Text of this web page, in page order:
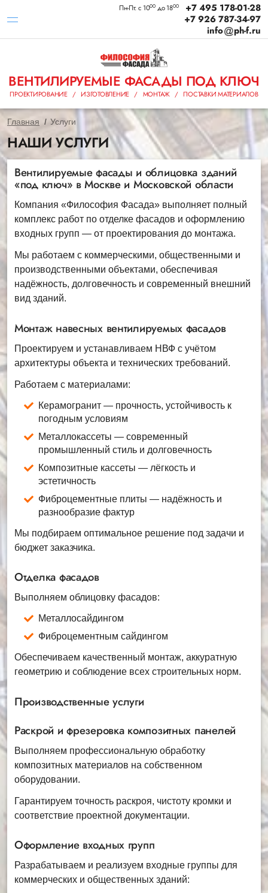
Пн-Пт: с 1000 до 1800
+7 495 178-01-28
+7 926 787-34-97
info
ph-f.ru
ВЕНТИЛИРУЕМЫЕ ФАСАДЫ ПОД КЛЮЧ
ПРОЕКТИРОВАНИЕ / ИЗГОТОВЛЕНИЕ / МОНТАЖ / ПОСТАВКИ МАТЕРИАЛОВ
Главная Услуги
НАШИ УСЛУГИ
Вентилируемые фасады и облицовка зданий
«под ключ» в Москве и Московской области
Компания «Философия Фасада» выполняет полный
комплекс работ по отделке фасадов и оформлению
входных групп — от проектирования до монтажа.
Мы работаем с коммерческими, общественными и
производственными объектами, обеспечивая
надёжность, долговечность и современный внешний
вид зданий.
Монтаж навесных вентилируемых фасадов
Проектируем и устанавливаем НВФ с учётом
архитектуры объекта и технических требований.
Работаем с материалами:
Керамогранит — прочность, устойчивость к
погодным условиям
Металлокассеты — современный
промышленный стиль и долговечность
Композитные кассеты — лёгкость и
эстетичность
Фиброцементные плиты — надёжность и
разнообразие фактур
Мы подбираем оптимальное решение под задачи и
бюджет заказчика.
Отделка фасадов
Выполняем облицовку фасадов:
Металлосайдингом
Фиброцементным сайдингом
Обеспечиваем качественный монтаж, аккуратную
геометрию и соблюдение всех строительных норм.
Производственные услуги
Раскрой и фрезеровка композитных панелей
Выполняем профессиональную обработку
композитных материалов на собственном
оборудовании.
Гарантируем точность раскроя, чистоту кромки и
соответствие проектной документации.
Оформление входных групп
Разрабатываем и реализуем входные группы для
коммерческих и общественных зданий: